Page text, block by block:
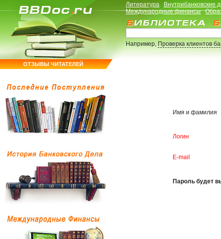
ОТЗЫВЫ ЧИТАТЕЛЕЙ
Литература
Внутрибанковские
Международные финансы
Например,Проверка клиентов
Имя и фамилия
Логин
E-mail
Пароль будет